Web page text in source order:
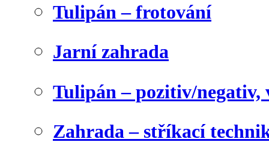
Tulipán – frotování
Jarní zahrada
Tulipán – pozitiv/negativ,
Zahrada – stříkací